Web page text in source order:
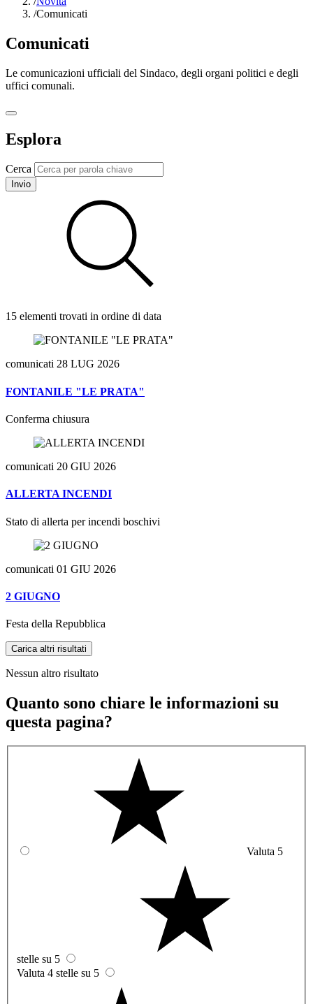
/Comunicati
Comunicati
Le comunicazioni ufficiali del Sindaco, degli organi politici e degli
uffici comunali.
Esplora
Cerca
Invio
15 elementi trovati in ordine di data
comunicati 28 LUG 2026
FONTANILE "LE PRATA"
Conferma chiusura
comunicati 20 GIU 2026
ALLERTA INCENDI
Stato di allerta per incendi boschivi
comunicati 01 GIU 2026
2 GIUGNO
Festa della Repubblica
Carica altri risultati
Nessun altro risultato
Quanto sono chiare le informazioni su
questa pagina?
Valuta 5
stelle su 5
Valuta 4 stelle su 5